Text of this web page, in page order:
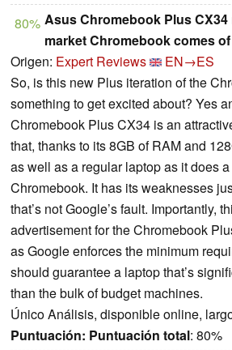
80% Asus Chromebook Plus
market Chromebook comes
Origen: Expert Reviews
EN→ES
So, is this new Plus iteration of the
something to get excited about? Yes
Chromebook Plus CX34 is an
that, thanks to its 8GB of RAM and
as well as a regular laptop as it does
Chromebook. It has its weaknesses
that’s not Google’s fault. Importantly,
advertisement for the Chromebook
as Google enforces the minimum
should guarantee a laptop that’s
than the bulk of budget machines.
Único Análisis, disponible online,
Puntuación: Puntuación total: 80%